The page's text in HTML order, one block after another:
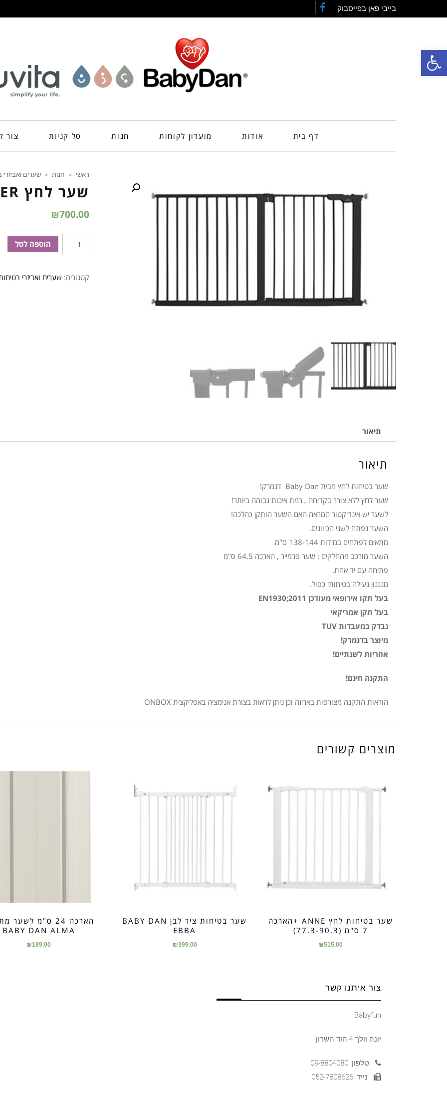
פתח סרגל נגישות
בייבי פאן בפייסבוק
Facebook
דף בית אודות מועדון לקוחות חנות סל קניות צור
ראשי » חנות » שערים
שער לחץ PREMIER שחור 144 ס"מ
₪700.00
כמות
של
לחץ
הוספה לסל
קטגוריה: שערים ואביזרי
תיאור
תיאור
שער בטיחות לחץ מבית Baby Dan דנמרק!
שער לחץ ללא צורך בקדיחה , רמת איכות גבוהה ביותר!
לשער יש אינדיקטור המראה האם השער הותקן כהלכה!
השער נפתח לשני הכיוונים.
מתאים לפתחים במידות 138-144 ס"מ
השער מורכב מהחלקים : שער פרמייר , הארכה 64.5 ס"מ
פתיחה עם יד אחת.
מנגנון נעילה בטיחותי כפול.
בעל תקו אירופאי מעודכן EN1930;2011
בעל תקן אמריקאי
נבדק במעבדות TUV
מיוצר בדנמרק!
אחריות לשנתיים!
התקנה חינם!
הוראות התקנה מצורפות באריזה וכן ניתן לראות בצורת אנימציה באפליקצית ONBOX
מוצרים קשורים
שער בטיחות לחץ ANNE +הארכה
7 ס"מ (77.3-90.3)
₪515.00
שער בטיחות ציר לבן BABY DAN
EBBA
₪399.00
הארכה 24 ס"מ
BABY DAN ALMA
₪189.00
צור איתנו קשר
Babyfun
יונה וולך 4 הוד השרון
טלפון: 09-8804080
נייד: 052-7808626